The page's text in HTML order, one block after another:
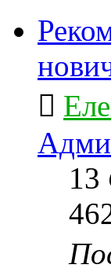
13